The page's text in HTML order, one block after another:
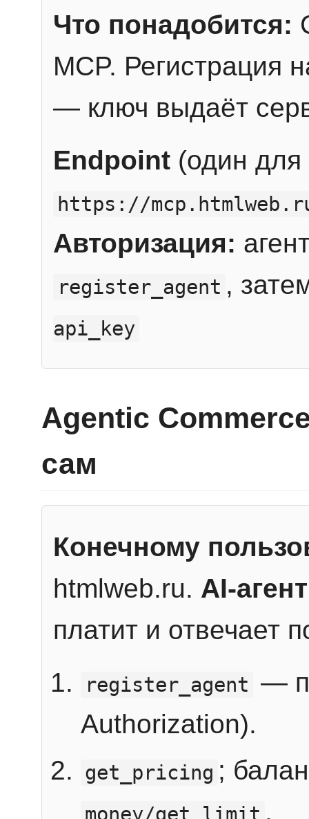
Что понадобится:
MCP. Регистрация
— ключ выдаёт
Endpoint (один для
https://
Авторизация:
register_agent ,
api_key
Agentic
сам
Конечному
htmlweb.ru. AI-агент
платит и отвечает
register_agent —
Authorization).
get_pricing ;
.